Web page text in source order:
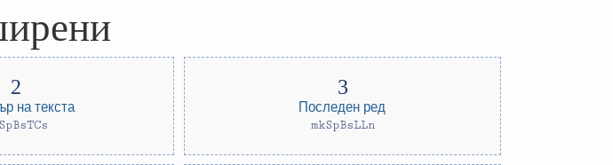
на текста Последен ред
mkSpBsLLn